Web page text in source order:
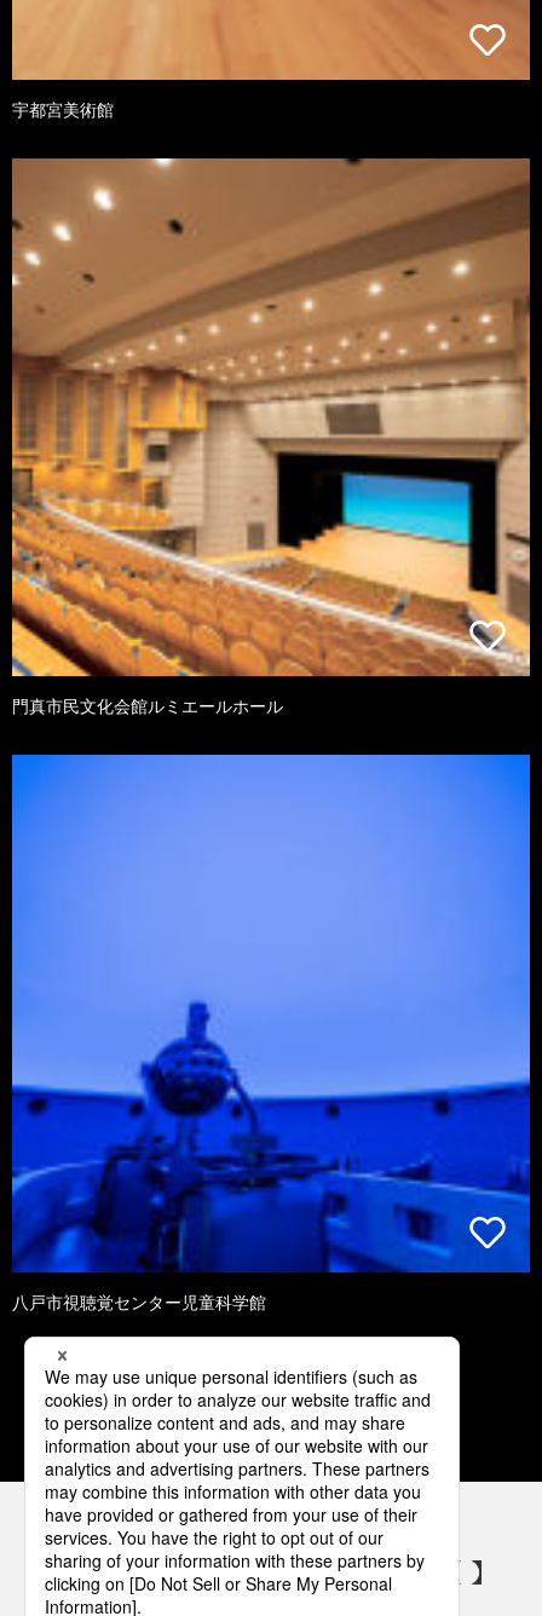
宇都宮美術館
門真市民文化会館ルミエールホール
八戸市視聴覚センター児童科学館
1 2 3 4 5
パナソニックの電気設備 SNSアカウント